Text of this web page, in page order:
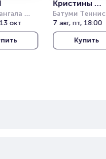
окт
Кристины
Орбакайте
Батуми Теннис
Клаб (Batumi
Tennis Club)
7 авг, пт, 18:00
Купить